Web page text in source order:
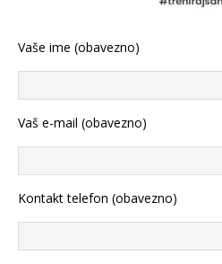
Vaše ime (obavezno)
Vaš e-mail (obavezno)
Kontakt telefon (obavezno)